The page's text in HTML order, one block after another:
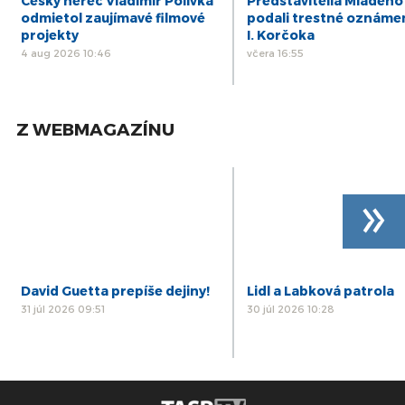
odmietol zaujímavé filmové
projekty
4 aug 2026 10:46
podali trestné
I. Korčoka
včera 16:55
Z WEBMAGAZÍNU
David Guetta prepíše dejiny!
31 júl 2026 09:51
Lidl a Labková patrola
30 júl 2026 10:28
»